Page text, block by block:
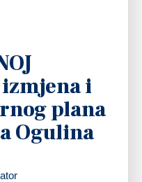
i
plana
Ogulina